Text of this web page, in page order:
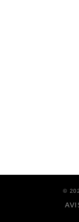
©